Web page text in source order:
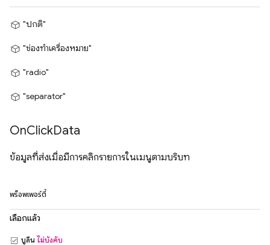
"ปกติ"
"ช่องทำเครื่องหมาย"
"radio"
"separator"
OnClickData
ข้อมูลที่ส่งเมื่อมีการคลิกรายการในเมนูตามบริบท
พร็อพเพอร์ตี้
เลือกแล้ว
บูลีน ไม่บังคับ